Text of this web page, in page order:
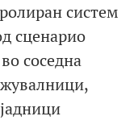
систем
сценарио
соседна